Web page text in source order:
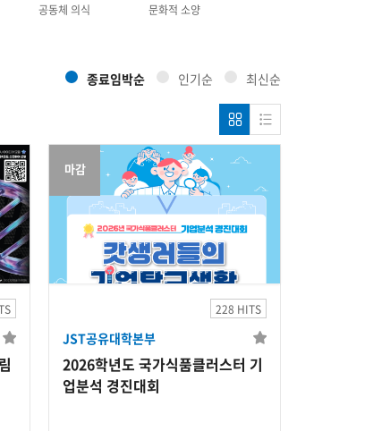
공동체 의식 문화적 소양
종료임박순 인기순 최신순
마감
228 HITS
JST공유대학본부
2026학년도 국가식품클러스터 기
업분석 경진대회
JST공유대학본부
2026학년도 국가식품
클러스터 기업분석 경
진대회
2026.08.10(월)
개인